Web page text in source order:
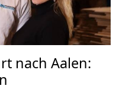
nach Aalen: